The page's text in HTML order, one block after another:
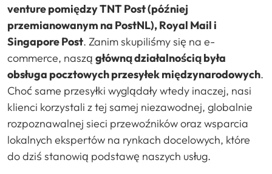
venture pomiędzy TNT Post (później
przemianowanym na PostNL), Royal Mail i
Singapore Post. Zanim skupiliśmy się na e-
commerce, naszą główną działalnością była
obsługa pocztowych przesyłek międzynarodowych.
Choć same przesyłki wyglądały wtedy inaczej, nasi
klienci korzystali z tej samej niezawodnej, globalnie
rozpoznawalnej sieci przewoźników oraz wsparcia
lokalnych ekspertów na rynkach docelowych, które
do dziś stanowią podstawę naszych usług.